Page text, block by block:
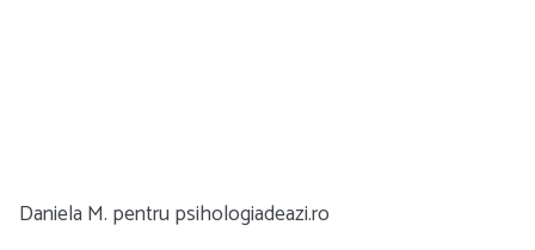
Daniela M. pentru psihologiadeazi.ro